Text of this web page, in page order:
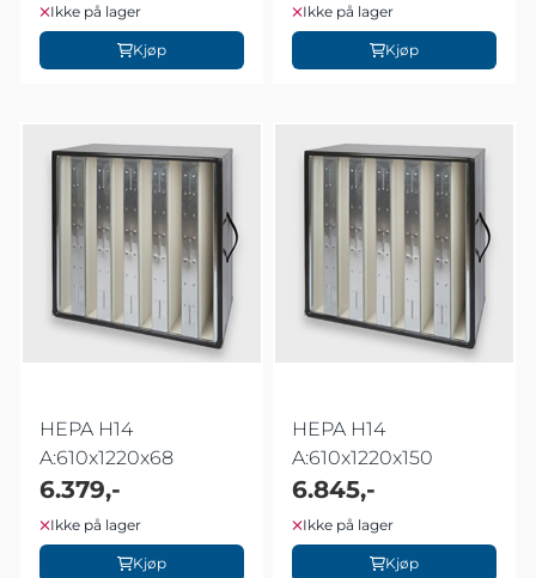
Ikke på lager
Kjøp
Ikke på lager
Kjøp
HEPA H14
A:610x1220x68
6.379,-
Ikke på lager
Kjøp
HEPA H14
A:610x1220x150
6.845,-
Ikke på lager
Kjøp